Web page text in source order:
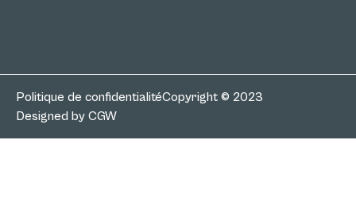
Politique de confidentialitéCopyright © 2023
Designed by CGW